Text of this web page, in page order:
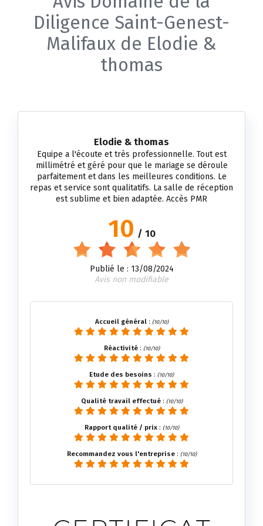
Diligence Saint-Genest-
Malifaux de Elodie &
thomas
Elodie & thomas
Equipe a l'écoute et très professionnelle. Tout est
millimétré et géré pour que le mariage se déroule
parfaitement et dans les meilleures conditions. Le
repas et service sont qualitatifs. La salle de réception
est sublime et bien adaptée. Accès PMR
10 / 10
Publié le : 13/08/2024
Avis non modifiable
Accueil général: (10/10)
Réactivité: (10/10)
Etude des besoins : (10/10)
Qualité travail effectué: (10/10)
Rapport qualité / prix: (10/10)
Recommandez vous l'entreprise: (10/10)